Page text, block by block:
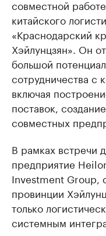
совместной
китайского
«Краснодарский
Хэйлунцзян». Он
большой
сотрудничества с
включая
поставок,
совместных
В рамках встречи
предприятие
Investment Group,
провинции
только
системным